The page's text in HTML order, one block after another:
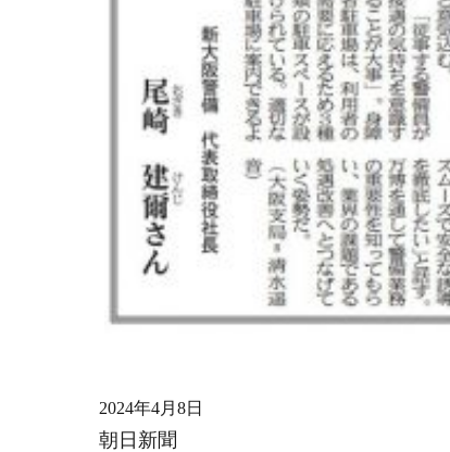
2024年4月8日
朝日新聞